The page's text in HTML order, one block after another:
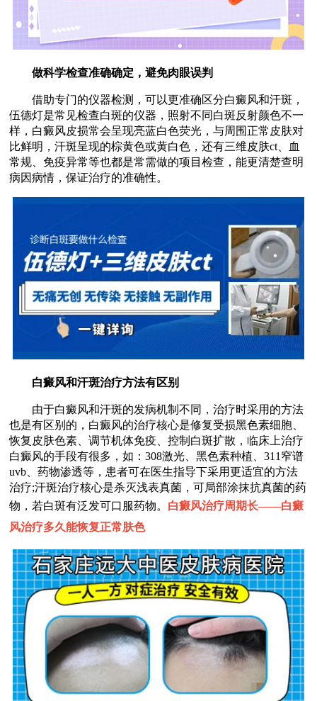
做科学检查准确确定，避免肉眼误判
借助专门的仪器检测，可以更准确区分白癜风和汗斑，
伍德灯是常见检查白斑的仪器，照射不同白斑反射颜色不一
样，白癜风皮损常会呈现亮蓝白色荧光，与周围正常皮肤对
比鲜明，汗斑呈现的棕黄色或黄白色，还有三维皮肤ct、血
常规、免疫异常等也都是常需做的项目检查，能更清楚查明
病因病情，保证治疗的准确性。
白癜风和汗斑治疗方法有区别
由于白癜风和汗斑的发病机制不同，治疗时采用的方法
也是有区别的，白癜风的治疗核心是修复受损黑色素细胞、
恢复皮肤色素、调节机体免疫、控制白斑扩散，临床上治疗
白癜风的手段有很多，如：308激光、黑色素种植、311窄谱
uvb、药物渗透等，患者可在医生指导下采用更适宜的方法
治疗;汗斑治疗核心是杀灭浅表真菌，可局部涂抹抗真菌的药
物，若白斑有泛发可口服药物。 白癜风治疗周期长——白癜
风治疗多久能恢复正常肤色